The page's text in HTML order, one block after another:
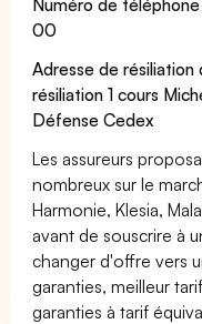
00
Adresse de résiliation
résiliation 1 cours
Défense Cedex
Les assureurs
nombreux sur le
Harmonie, Klesia,
avant de souscrire à
changer d'offre vers
garanties, meilleur
garanties à tarif